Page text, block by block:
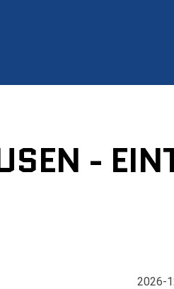
-
2026-